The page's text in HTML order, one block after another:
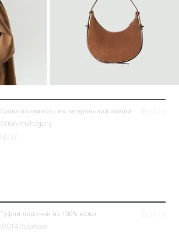
Сумка-полумесяц из натуральной замши
C066/mahogany
NEW
Войти
Туфли-лодочки из 100% кожи
W014/tuberose
Войти